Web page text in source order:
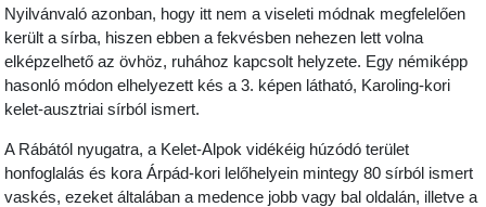
Nyilvánvaló azonban, hogy itt nem a viseleti módnak megfelelően
került a sírba, hiszen ebben a fekvésben nehezen lett volna
elképzelhető az övhöz, ruhához kapcsolt helyzete. Egy némiképp
hasonló módon elhelyezett kés a 3. képen látható, Karoling-kori
kelet-ausztriai sírból ismert.
A Rábától nyugatra, a Kelet-Alpok vidékéig húzódó terület
honfoglalás és kora Árpád-kori lelőhelyein mintegy 80 sírból ismert
vaskés, ezeket általában a medence jobb vagy bal oldalán, illetve a